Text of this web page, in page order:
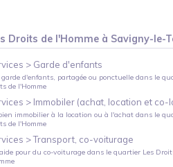
Droits de l'Homme à Savigny-le-
> Garde d'enfants
d'enfants, partagée ou ponctuelledans le
de l'Homme
> Immobiler (achat, location et co-
immobilier à la location ou à l'achatdans le
de l'Homme
>Transport, co-voiturage
pour du co-voituragedans le quartier Les